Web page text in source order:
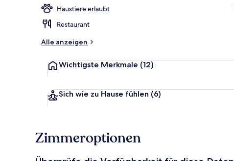
Haustiere erlaubt
Restaurant
Alle anzeigen
Wichtigste Merkmale (12)
Sich wie zu Hause fühlen (6)
Zimmeroptionen